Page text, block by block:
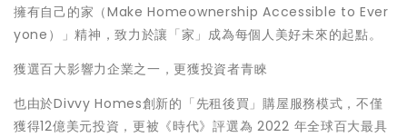
擁有自己的家（Make Homeownership Accessible to Ever
yone）」精神，致力於讓「家」成為每個人美好未來的起點。
獲選百大影響力企業之一，更獲投資者青睞
也由於Divvy Homes創新的「先租後買」購屋服務模式，不僅
獲得12億美元投資，更被《時代》評選為 2022 年全球百大最具